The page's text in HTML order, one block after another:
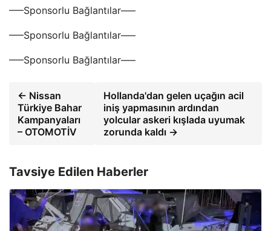
—–Sponsorlu Bağlantılar—–
—–Sponsorlu Bağlantılar—–
—–Sponsorlu Bağlantılar—–
← Nissan
Türkiye Bahar
Kampanyaları
– OTOMOTİV
Hollanda'dan gelen uçağın acil
iniş yapmasının ardından
yolcular askeri kışlada uyumak
zorunda kaldı →
Tavsiye Edilen Haberler